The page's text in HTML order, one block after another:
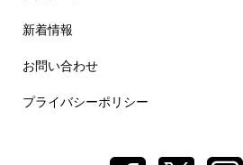
新着情報
お問い合わせ
プライバシーポリシー